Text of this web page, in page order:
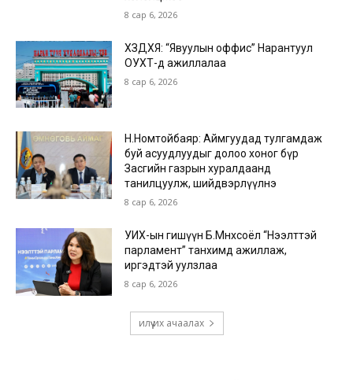
8 сар 6, 2026
ХЗДХЯ: “Явуулын оффис” Нарантуул
ОУХТ-д ажиллалаа
8 сар 6, 2026
Н.Номтойбаяр: Аймгуудад тулгамдаж
буй асуудлуудыг долоо хоног бүр
Засгийн газрын хуралдаанд
танилцуулж, шийдвэрлүүлнэ
8 сар 6, 2026
УИХ-ын гишүүн Б.Мөнхсоёл “Нээлттэй
парламент” танхимд ажиллаж,
иргэдтэй уулзлаа
8 сар 6, 2026
илүү их ачаалах